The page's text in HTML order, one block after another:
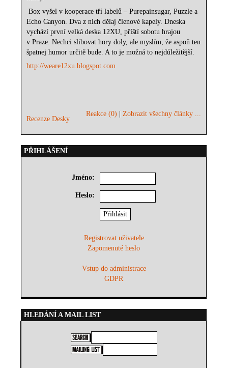
Box vyšel v kooperace tří labelů – Purepainsugar, Puzzle a
Echo Canyon. Dva z nich dělaj členové kapely. Dneska
vychází první velká deska 12XU, příští sobotu hrajou
v Praze. Nechci slibovat hory doly, ale myslím, že aspoň ten
špatnej humor určitě bude. A to je možná to nejdůležitější.
http://weare12xu.blogspot.com
Recenze Desky
Reakce (0) |Zobrazit všechny články ...
PŘIHLÁŠENÍ
Jméno:
Heslo:
Registrovat uživatele
Zapomenuté heslo
Vstup do administrace
GDPR
HLEDÁNÍ A MAIL LIST